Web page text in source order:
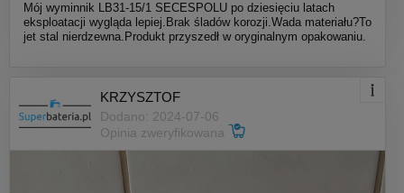
Mój wyminnik LB31-15/1 SECESPOLU po dziesięciu latach
eksploatacji wygląda lepiej.Brak śladów korozji.Wada materiału?To
jet stal nierdzewna.Produkt przyszedł w oryginalnym opakowaniu.
KRZYSZTOF
Dodano: 2024-07-06
Opinia zweryfikowana